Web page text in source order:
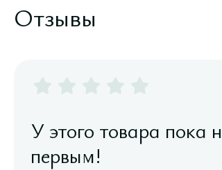
Отзывы
У этого товара пока
первым!